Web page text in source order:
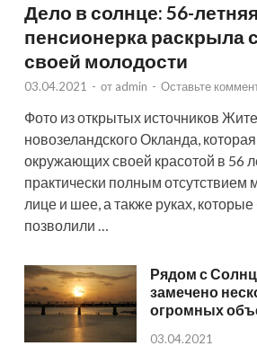
Дело в солнце: 56-летняя
пенсионерка раскрыла
своей молодости
03.04.2021 - от admin - Оставьте
Фото из открытых источников
новозеландского Окланда,
окружающих своей красотой в 56
практически полным отсутствием
лице и шее, а также руках,
позволили …
Рядом с
замечено
огромных
03.04.2021